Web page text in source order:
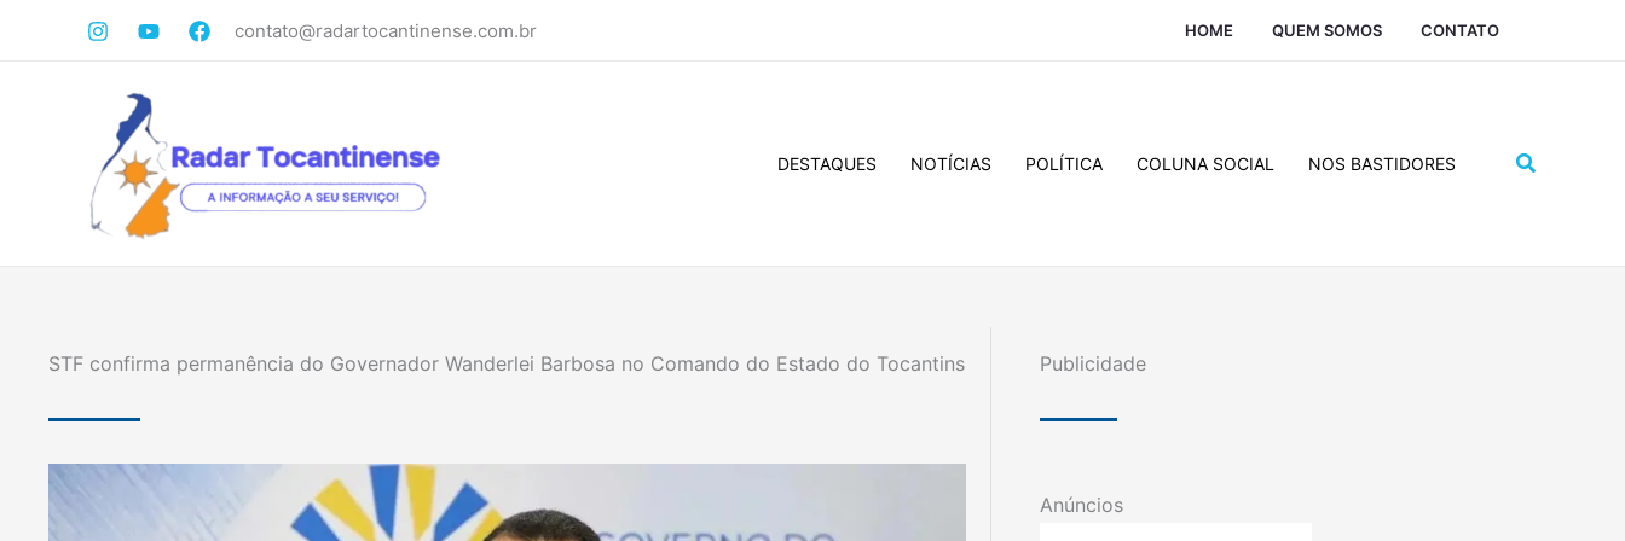
contato@radartocantinense.com.br HOME QUEM SOMOS CONTATO
DESTAQUES NOTÍCIAS POLÍTICA COLUNA SOCIAL NOS BASTIDORES Pesquisar
STF confirma permanência do Governador Wanderlei Barbosa no Comando do Estado do Tocantins Publicidade
Anúncios